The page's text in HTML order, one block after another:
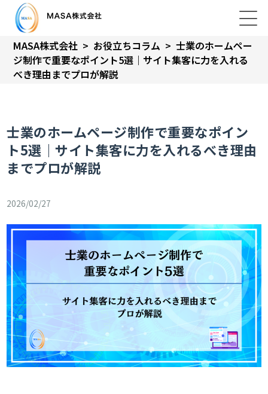
MASA株式会社 > お役立ちコラム > 士業のホームペー
ジ制作で重要なポイント5選｜サイト集客に力を入れる
べき理由までプロが解説
士業のホームページ制作で重要なポイン
ト5選｜サイト集客に力を入れるべき理由
までプロが解説
2026/02/27